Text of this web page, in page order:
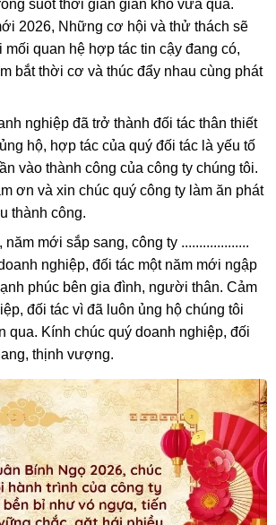
suốt thời gian gian khó vừa qua.
2026, Những cơ hội và thử thách sẽ
mối quan hệ hợp tác tin cậy đang có,
bắt thời cơ và thúc đẩy nhau cùng phát
nghiệp đã trở thành đối tác thân thiết
hộ, hợp tác của quý đối tác là yếu tố
vào thành công của công ty chúng tôi.
ơn và xin chúc quý công ty làm ăn phát
thành công.
năm mới sắp sang, công ty ...................
nghiệp, đối tác một năm mới ngập
phúc bên gia đình, người thân. Cảm
đối tác vì đã luôn ủng hộ chúng tôi
qua. Kính chúc quý doanh nghiệp, đối
thịnh vượng.